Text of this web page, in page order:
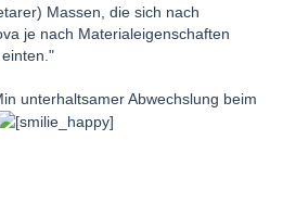
Massen, die sich nach
je nach Materialeigenschaften
unterhaltsamer Abwechslung beim